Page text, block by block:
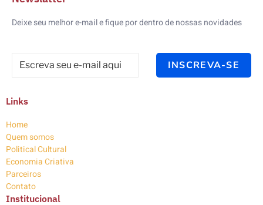
Deixe seu melhor e-mail e fique por dentro de nossas novidades
INSCREVA-SE
Links
Home
Quem somos
Political Cultural
Economia Criativa
Parceiros
Contato
Institucional